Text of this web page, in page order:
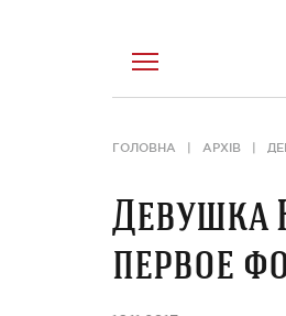
ГОЛОВНА АРХІВ
Девушка
первое